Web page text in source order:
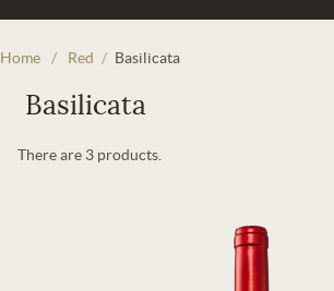
Home / Red / Basilicata
Basilicata
There are 3 products.